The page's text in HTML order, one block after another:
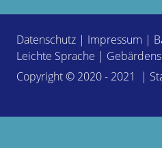
Datenschutz | Impressum |
Leichte Sprache |
Copyright © 2020 - 2021 |